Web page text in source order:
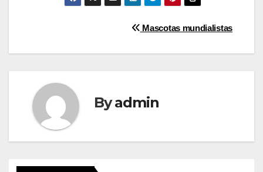
navigation
Mascotas mundialistas
Byadmin